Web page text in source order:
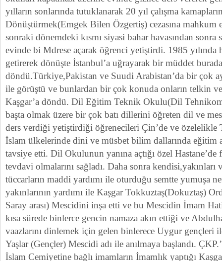
yılların sonlarında tutuklanarak 20 yıl çalışma
Dönüştürmek(Emgek Bilen Özgertiş) cezasına mahkum
sonraki dönemdeki kısmı siyasi bahar havasından sonra
evinde bi Mdrese açarak öğrenci yetiştirdi. 1985 yılında
getirerek dönüşte İstanbul’a uğrayarak bir müddet
döndü.Türkiye,Pakistan ve Suudi Arabistan’da bir çok
ile görüştü ve bunlardan bir çok konuda onların telkin
Kaşgar’a döndü. Dil Eğitim Teknik Okulu(Dil
başta olmak üzere bir çok batı dillerini öğreten dil ve
ders verdiği yetiştirdiği öğrenecileri Çin’de ve özelelikle
İslam ülkelerinde dini ve müsbet bilim dallarında eğitim
tavsiye etti. Dil Okulunun yanına açtığı özel Hastane’de
tevdavi olmalarını sağladı. Daha sonra kendisi,yakınları
tüccarların maddi yardımı ile oturduğu semtte yumuşa
yakınlarının yardımı ile Kaşgar Tokkuztaş(Dokuztaş)
Saray arası) Mescidini inşa etti ve bu Mescidin İmam
kısa sürede binlerce gencin namaza akın ettiği ve
vaazlarını dinlemek için gelen binlerece Uygur gençleri
Yaşlar (Gençler) Mescidi adı ile anılmaya başlandı.
İslam Cemiyetine bağlı imamların İmamlık yaptığı